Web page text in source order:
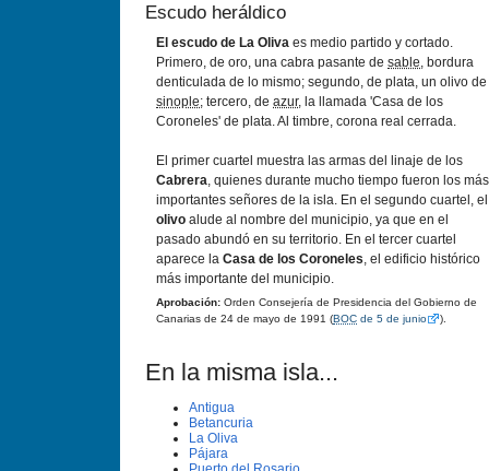
Escudo heráldico
El escudo de La Oliva es medio partido y cortado.
Primero, de oro, una cabra pasante de sable, bordura
denticulada de lo mismo; segundo, de plata, un olivo de
sinople; tercero, de azur, la llamada 'Casa de los
Coroneles' de plata. Al timbre, corona real cerrada.
El primer cuartel muestra las armas del linaje de los
Cabrera, quienes durante mucho tiempo fueron los más
importantes señores de la isla. En el segundo cuartel, el
olivo alude al nombre del municipio, ya que en el
pasado abundó en su territorio. En el tercer cuartel
aparece la Casa de los Coroneles, el edificio histórico
más importante del municipio.
Aprobación: Orden Consejería de Presidencia del Gobierno de
Canarias de 24 de mayo de 1991 (BOC de 5 de junio ).
En la misma isla...
Antigua
Betancuria
La Oliva
Pájara